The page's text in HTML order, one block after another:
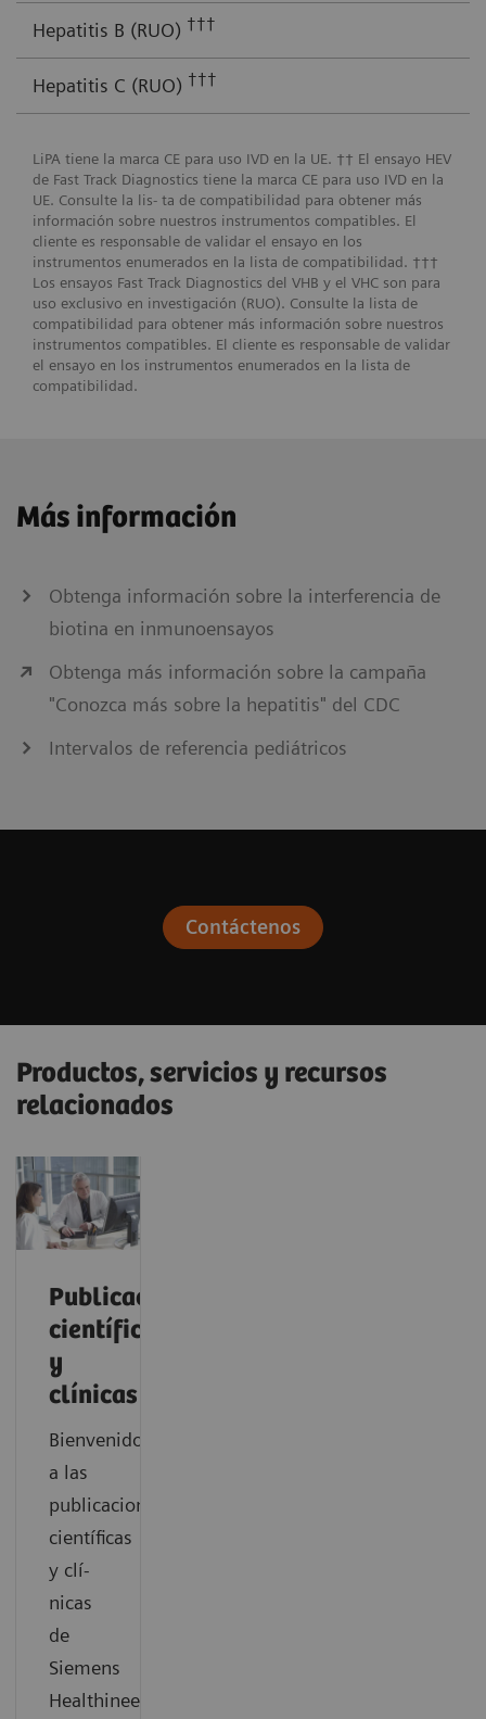
Hepatitis B (RUO) †††
Hepatitis C (RUO) †††
LiPA tiene la marca CE para uso IVD en la UE. †† El ensayo HEV
de Fast Track Diagnostics tiene la marca CE para uso IVD en la
UE. Consulte la lis- ta de compatibilidad para obtener más
información sobre nuestros instrumentos compatibles. El
cliente es responsable de validar el ensayo en los
instrumentos enumerados en la lista de compatibilidad. †††
Los ensayos Fast Track Diagnostics del VHB y el VHC son para
uso exclusivo en investigación (RUO). Consulte la lista de
compatibilidad para obtener más información sobre nuestros
instrumentos compatibles. El cliente es responsable de validar
el ensayo en los instrumentos enumerados en la lista de
compatibilidad.
Más información
Obtenga información sobre la interferencia de
biotina en inmunoensayos
Obtenga más información sobre la campaña
"Conozca más sobre la hepatitis" del CDC
Intervalos de referencia pediátricos
Contáctenos
Productos, servicios y recursos
relacionados
Publicaciones
científicas
y
clínicas
Bienvenido
a las
publicaciones
científicas
y clí-
nicas
de
Siemens
Healthineers,